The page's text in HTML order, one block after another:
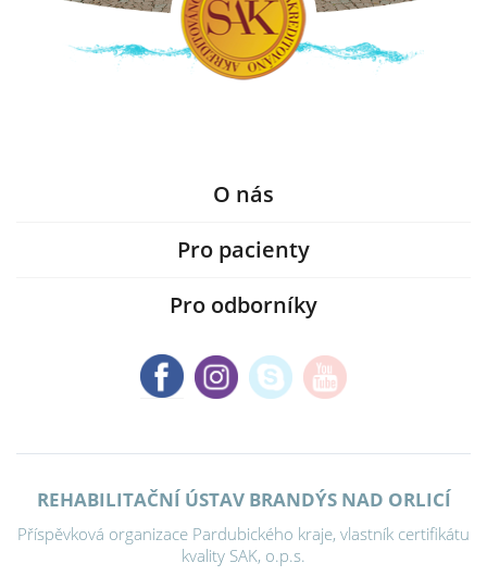
O nás
Pro pacienty
Pro odborníky
REHABILITAČNÍ ÚSTAV BRANDÝS NAD ORLICÍ
Příspěvková organizace Pardubického kraje, vlastník certifikátu
kvality SAK, o.p.s.